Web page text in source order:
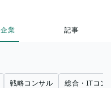
企業 記事
戦略コンサル 総合・ITコン